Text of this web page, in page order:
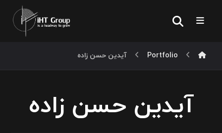
Portfolio آیدین حسن زاده
آیدین حسن زاده